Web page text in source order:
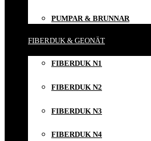
PUMPAR & BRUNNAR
FIBERDUK & GEONÄT
FIBERDUK N1
FIBERDUK N2
FIBERDUK N3
FIBERDUK N4